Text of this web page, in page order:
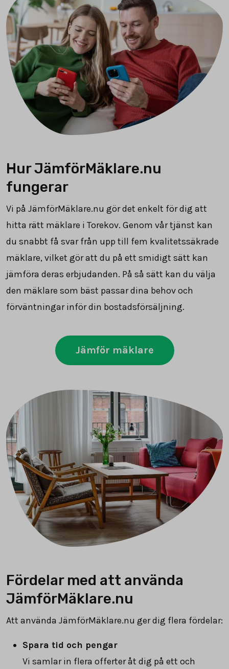
Hur JämförMäklare.nu
fungerar
Vi på JämförMäklare.nu gör det enkelt för dig att
hitta rätt mäklare i Torekov. Genom vår tjänst kan
du snabbt få svar från upp till fem kvalitetssäkrade
mäklare, vilket gör att du på ett smidigt sätt kan
jämföra deras erbjudanden. På så sätt kan du välja
den mäklare som bäst passar dina behov och
förväntningar inför din bostadsförsäljning.
Jämför mäklare
Fördelar med att använda
JämförMäklare.nu
Att använda JämförMäklare.nu ger dig flera fördelar:
Spara tid och pengar
Vi samlar in flera offerter åt dig på ett och